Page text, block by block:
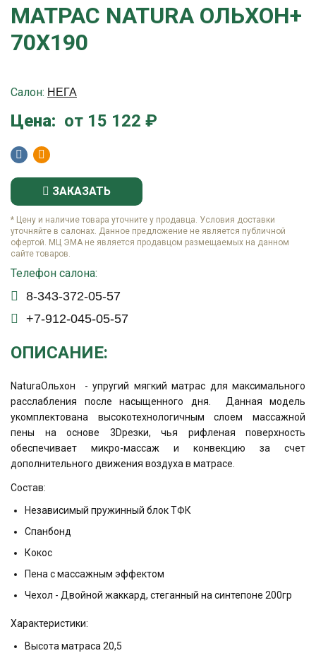
МАТРАС NATURA ОЛЬХОН+
70Х190
Салон: НЕГА
Цена: от 15 122 ₽
ЗАКАЗАТЬ
* Цену и наличие товара уточните у продавца. Условия доставки
уточняйте в салонах. Данное предложение не является публичной
офертой. МЦ ЭМА не является продавцом размещаемых на данном
сайте товаров.
Телефон салона:
8-343-372-05-57
+7-912-045-05-57
ОПИСАНИЕ:
NaturaОльхон - упругий мягкий матрас для максимального
расслабления после насыщенного дня. Данная модель
укомплектована высокотехнологичным слоем массажной
пены на основе 3Dрезки, чья рифленая поверхность
обеспечивает микро-массаж и конвекцию за счет
дополнительного движения воздуха в матрасе.
Состав:
Независимый пружинный блок ТФК
Спанбонд
Кокос
Пена с массажным эффектом
Чехол - Двойной жаккард, стеганный на синтепоне 200гр
Характеристики:
Высота матраса 20,5